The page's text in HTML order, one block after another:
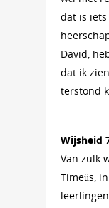
dat is
David,
dat ik
terstond
Wijsheid
Van zulk
Timeüs,